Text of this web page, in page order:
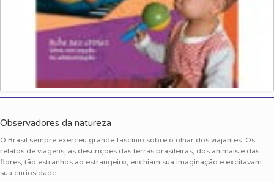
Observadores da natureza
O Brasil sempre exerceu grande fascínio sobre o olhar dos viajantes. Os
relatos de viagens, as descrições das terras brasileiras, dos animais e das
flores, tão estranhos ao estrangeiro, enchiam sua imaginação e excitavam
sua curiosidade